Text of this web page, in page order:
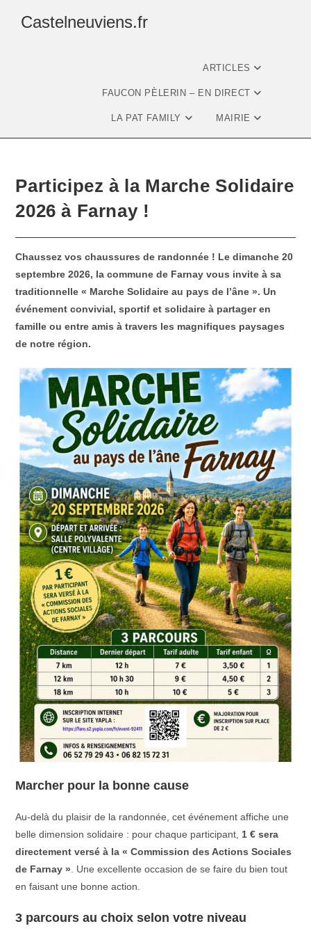
Castelneuviens.fr
ARTICLES
FAUCON PÈLERIN – EN DIRECT
LA PAT FAMILY MAIRIE
Participez à la Marche Solidaire
2026 à Farnay !
Chaussez vos chaussures de randonnée ! Le dimanche 20
septembre 2026, la commune de Farnay vous invite à sa
traditionnelle « Marche Solidaire au pays de l’âne ». Un
événement convivial, sportif et solidaire à partager en
famille ou entre amis à travers les magnifiques paysages
de notre région.
Marcher pour la bonne cause
Au-delà du plaisir de la randonnée, cet événement affiche une
belle dimension solidaire : pour chaque participant, 1 € sera
directement versé à la « Commission des Actions Sociales
de Farnay ». Une excellente occasion de se faire du bien tout
en faisant une bonne action.
3 parcours au choix selon votre niveau